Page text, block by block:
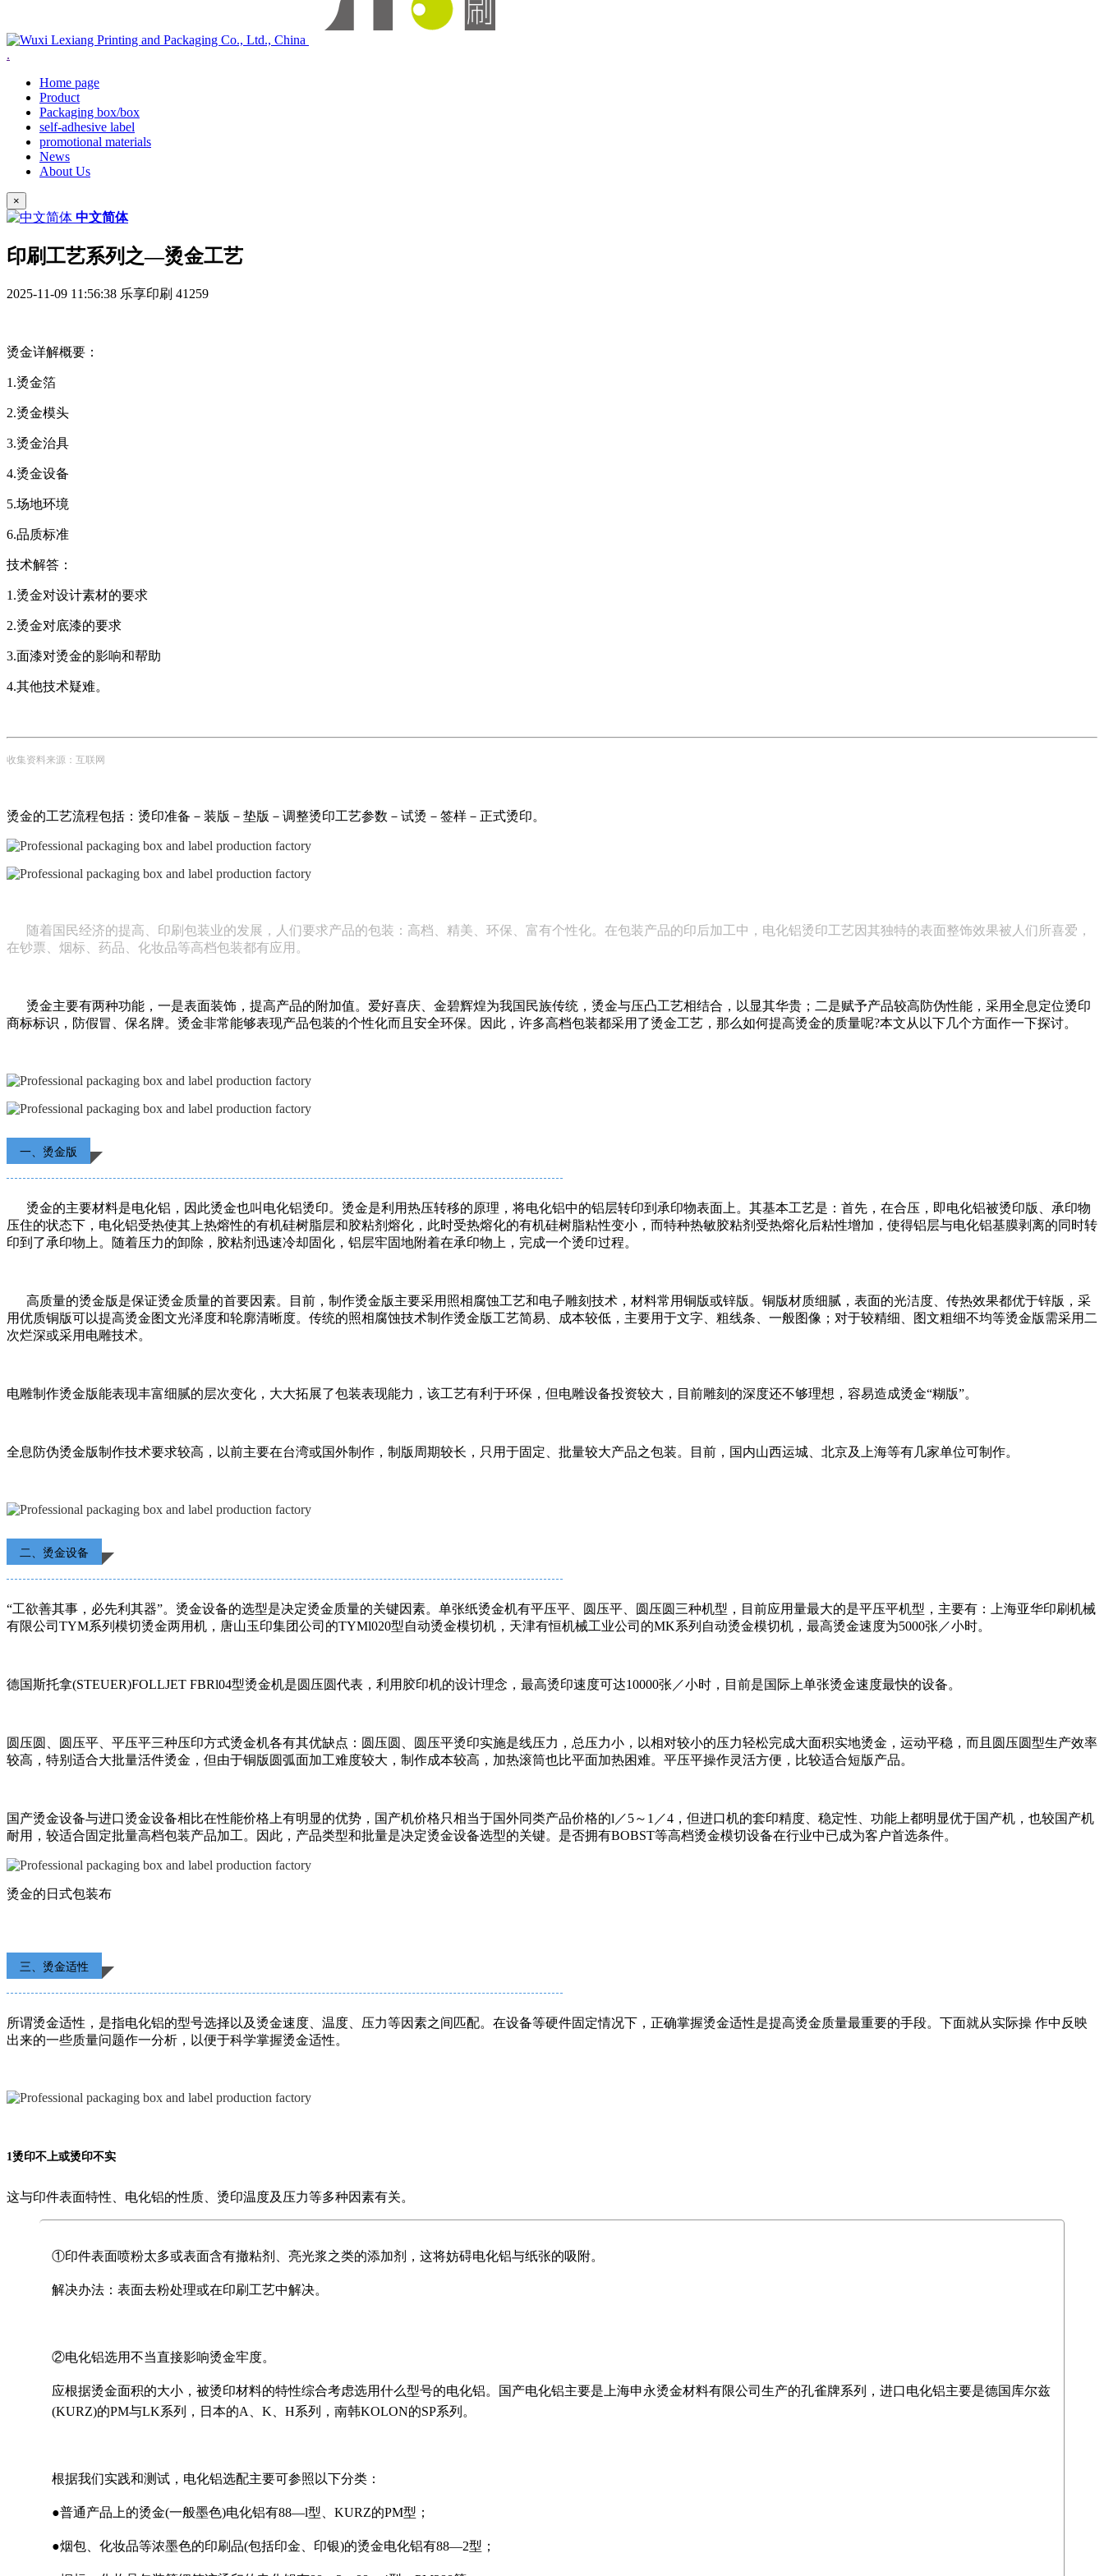
.
Home page
Product
Packaging box/box
self-adhesive label
promotional materials
News
About Us
×
中文简体
印刷工艺系列之—烫金工艺
2025-11-09 11:56:38 乐享印刷 41259
烫金详解概要：
1.烫金箔
2.烫金模头
3.烫金治具
4.烫金设备
5.场地环境
6.品质标准
技术解答：
1.烫金对设计素材的要求
2.烫金对底漆的要求
3.面漆对烫金的影响和帮助
4.其他技术疑难。
收集资料来源：互联网
烫金的工艺流程包括：烫印准备－装版－垫版－调整烫印工艺参数－试烫－签样－正式烫印。
随着国民经济的提高、印刷包装业的发展，人们要求产品的包装：高档、精美、环保、富有个性化。在包装产品的印后加工中，电化铝烫印工艺因其独特的表面整饰效果被人们所喜爱，
在钞票、烟标、药品、化妆品等高档包装都有应用。
烫金主要有两种功能，一是表面装饰，提高产品的附加值。爱好喜庆、金碧辉煌为我国民族传统，烫金与压凸工艺相结合，以显其华贵；二是赋予产品较高防伪性能，采用全息定位烫印
商标标识，防假冒、保名牌。烫金非常能够表现产品包装的个性化而且安全环保。因此，许多高档包装都采用了烫金工艺，那么如何提高烫金的质量呢?本文从以下几个方面作一下探讨。
一、烫金版
烫金的主要材料是电化铝，因此烫金也叫电化铝烫印。烫金是利用热压转移的原理，将电化铝中的铝层转印到承印物表面上。其基本工艺是：首先，在合压，即电化铝被烫印版、承印物
压住的状态下，电化铝受热使其上热熔性的有机硅树脂层和胶粘剂熔化，此时受热熔化的有机硅树脂粘性变小，而特种热敏胶粘剂受热熔化后粘性增加，使得铝层与电化铝基膜剥离的同时转
印到了承印物上。随着压力的卸除，胶粘剂迅速冷却固化，铝层牢固地附着在承印物上，完成一个烫印过程。
高质量的烫金版是保证烫金质量的首要因素。目前，制作烫金版主要采用照相腐蚀工艺和电子雕刻技术，材料常用铜版或锌版。铜版材质细腻，表面的光洁度、传热效果都优于锌版，采
用优质铜版可以提高烫金图文光泽度和轮廓清晰度。传统的照相腐蚀技术制作烫金版工艺简易、成本较低，主要用于文字、粗线条、一般图像；对于较精细、图文粗细不均等烫金版需采用二
次烂深或采用电雕技术。
电雕制作烫金版能表现丰富细腻的层次变化，大大拓展了包装表现能力，该工艺有利于环保，但电雕设备投资较大，目前雕刻的深度还不够理想，容易造成烫金“糊版”。
全息防伪烫金版制作技术要求较高，以前主要在台湾或国外制作，制版周期较长，只用于固定、批量较大产品之包装。目前，国内山西运城、北京及上海等有几家单位可制作。
二、烫金设备
“工欲善其事，必先利其器”。烫金设备的选型是决定烫金质量的关键因素。单张纸烫金机有平压平、圆压平、圆压圆三种机型，目前应用量最大的是平压平机型，主要有：上海亚华印刷机械
有限公司TYM系列模切烫金两用机，唐山玉印集团公司的TYMl020型自动烫金模切机，天津有恒机械工业公司的MK系列自动烫金模切机，最高烫金速度为5000张／小时。
德国斯托拿(STEUER)FOLLJET FBRl04型烫金机是圆压圆代表，利用胶印机的设计理念，最高烫印速度可达10000张／小时，目前是国际上单张烫金速度最快的设备。
圆压圆、圆压平、平压平三种压印方式烫金机各有其优缺点：圆压圆、圆压平烫印实施是线压力，总压力小，以相对较小的压力轻松完成大面积实地烫金，运动平稳，而且圆压圆型生产效率
较高，特别适合大批量活件烫金，但由于铜版圆弧面加工难度较大，制作成本较高，加热滚筒也比平面加热困难。平压平操作灵活方便，比较适合短版产品。
国产烫金设备与进口烫金设备相比在性能价格上有明显的优势，国产机价格只相当于国外同类产品价格的l／5～1／4，但进口机的套印精度、稳定性、功能上都明显优于国产机，也较国产机
耐用，较适合固定批量高档包装产品加工。因此，产品类型和批量是决定烫金设备选型的关键。是否拥有BOBST等高档烫金模切设备在行业中已成为客户首选条件。
烫金的日式包装布
三、烫金适性
所谓烫金适性，是指电化铝的型号选择以及烫金速度、温度、压力等因素之间匹配。在设备等硬件固定情况下，正确掌握烫金适性是提高烫金质量最重要的手段。下面就从实际操 作中反映
出来的一些质量问题作一分析，以便于科学掌握烫金适性。
1烫印不上或烫印不实
这与印件表面特性、电化铝的性质、烫印温度及压力等多种因素有关。
①印件表面喷粉太多或表面含有撤粘剂、亮光浆之类的添加剂，这将妨碍电化铝与纸张的吸附。
解决办法：表面去粉处理或在印刷工艺中解决。
②电化铝选用不当直接影响烫金牢度。
应根据烫金面积的大小，被烫印材料的特性综合考虑选用什么型号的电化铝。国产电化铝主要是上海申永烫金材料有限公司生产的孔雀牌系列，进口电化铝主要是德国库尔兹
(KURZ)的PM与LK系列，日本的A、K、H系列，南韩KOLON的SP系列。
根据我们实践和测试，电化铝选配主要可参照以下分类：
●普通产品上的烫金(一般墨色)电化铝有88—l型、KURZ的PM型；
●烟包、化妆品等浓墨色的印刷品(包括印金、印银)的烫金电化铝有88—2型；